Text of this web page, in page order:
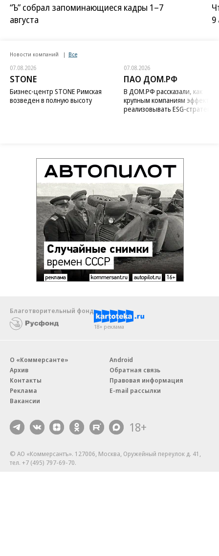
“Ъ” собрал запоминающиеся кадры 1–7
августа
9
Новости компаний Все
07.08.2026
STONE
Бизнес-центр STONE Римская
возведен в полную высоту
07.08.2026
ПАО ДОМ.РФ
В ДОМ.РФ рассказали, как
крупным компаниям
реализовывать ESG-стратегию
Благотворительный фонд
18+ реклама
О «Коммерсанте»
Архив
Контакты
Реклама
Вакансии
Android
Обратная связь
Правовая информация
E-mail рассылки
18+
© АО «Коммерсантъ». 127006, Москва, Оружейный переулок д. 41,
тел. +7 (495) 797-69-70.